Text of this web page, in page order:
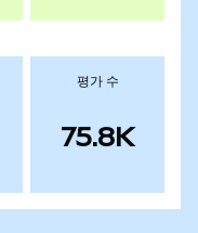
평가 수
75.8K